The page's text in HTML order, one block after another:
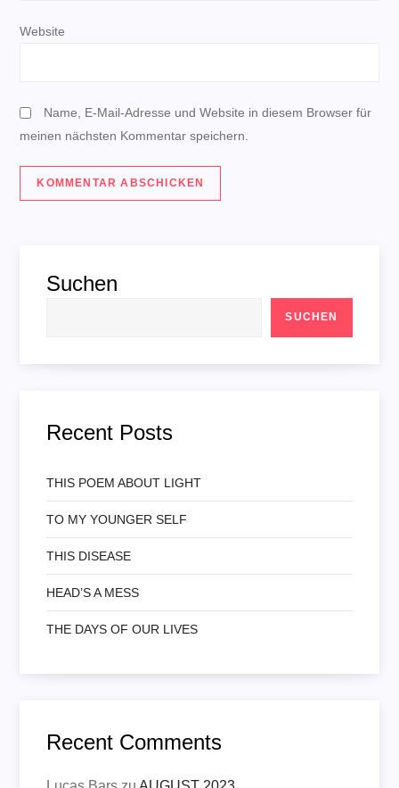
Website
Name, E-Mail-Adresse und Website in diesem Browser für
meinen nächsten Kommentar speichern.
Suchen
SUCHEN
Recent Posts
THIS POEM ABOUT LIGHT
TO MY YOUNGER SELF
THIS DISEASE
HEAD’S A MESS
THE DAYS OF OUR LIVES
Recent Comments